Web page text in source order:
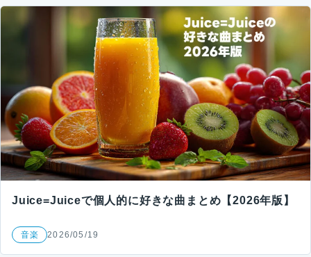
Juice=Juiceで個人的に好きな曲まとめ【2026年版】
音楽 2026/05/19